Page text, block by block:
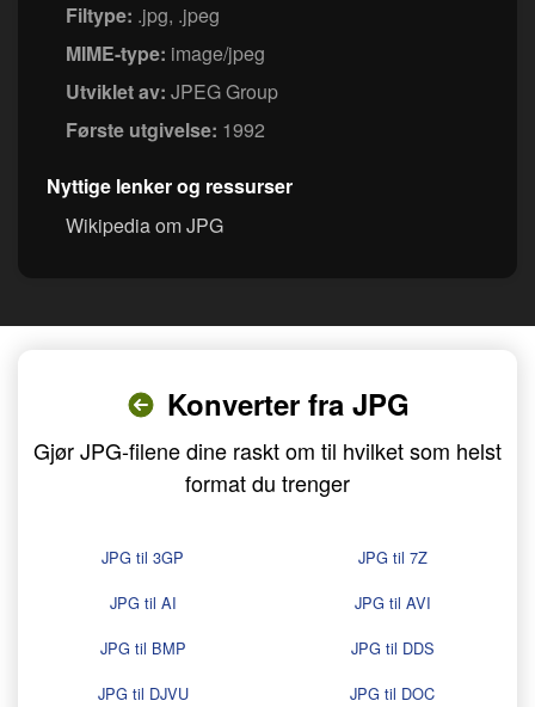
Filtype: .jpg, .jpeg
MIME-type: image/jpeg
Utviklet av: JPEG Group
Første utgivelse: 1992
Nyttige lenker og ressurser
Wikipedia om JPG
Konverter fra JPG
Gjør JPG-filene dine raskt om til hvilket som helst
format du trenger
JPG til 3GP
JPG til 7Z
JPG til AI
JPG til AVI
JPG til BMP
JPG til DDS
JPG til DJVU
JPG til DOC